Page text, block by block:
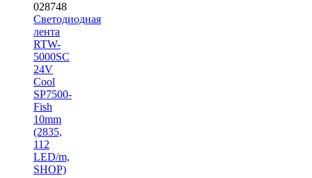
028748
Светодиодная
лента
RTW-
5000SC
24V
Cool
SP7500-
Fish
10mm
(2835,
112
LED/m,
SHOP)